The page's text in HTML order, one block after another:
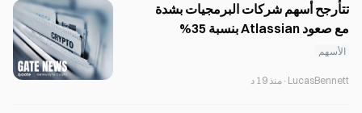
تتأرجح أسهم شركات البرمجيات بشدة
مع صعود Atlassian بنسبة 35%
وتراجع HubSpot بنسبة 19%
الأسهم
LucasBennett
· منذ 19 د